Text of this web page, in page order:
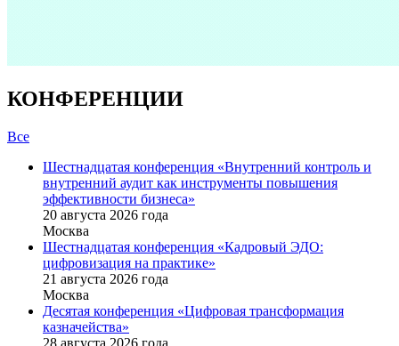
КОНФЕРЕНЦИИ
Все
Шестнадцатая конференция «Внутренний контроль и
внутренний аудит как инструменты повышения
эффективности бизнеса»
20 августа 2026 года
Москва
Шестнадцатая конференция «Кадровый ЭДО:
цифровизация на практике»
21 августа 2026 года
Москва
Десятая конференция «Цифровая трансформация
казначейства»
28 августа 2026 года